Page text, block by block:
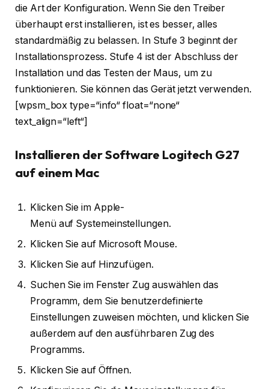
die Art der Konfiguration. Wenn Sie den Treiber
überhaupt erst installieren, ist es besser, alles
standardmäßig zu belassen. In Stufe 3 beginnt der
Installationsprozess. Stufe 4 ist der Abschluss der
Installation und das Testen der Maus, um zu
funktionieren. Sie können das Gerät jetzt verwenden.
[wpsm_box type=“info“ float=“none“
text_align=“left“]
Installieren der Software Logitech G27
auf einem Mac
Klicken Sie im Apple-
Menü auf Systemeinstellungen.
Klicken Sie auf Microsoft Mouse.
Klicken Sie auf Hinzufügen.
Suchen Sie im Fenster Zug auswählen das
Programm, dem Sie benutzerdefinierte
Einstellungen zuweisen möchten, und klicken Sie
außerdem auf den ausführbaren Zug des
Programms.
Klicken Sie auf Öffnen.